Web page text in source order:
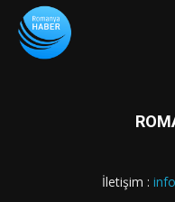
İletişim :